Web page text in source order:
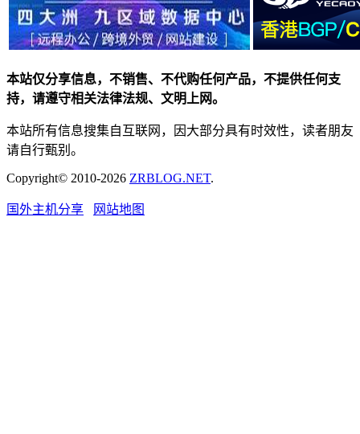
本站仅分享信息，不销售、不代购任何产品，不提供任何支
持，请遵守相关法律法规、文明上网。
本站所有信息搜集自互联网，因大部分具有时效性，读者朋友
请自行甄别。
Copyright© 2010-2026 ZRBLOG.NET.
国外主机分享 网站地图